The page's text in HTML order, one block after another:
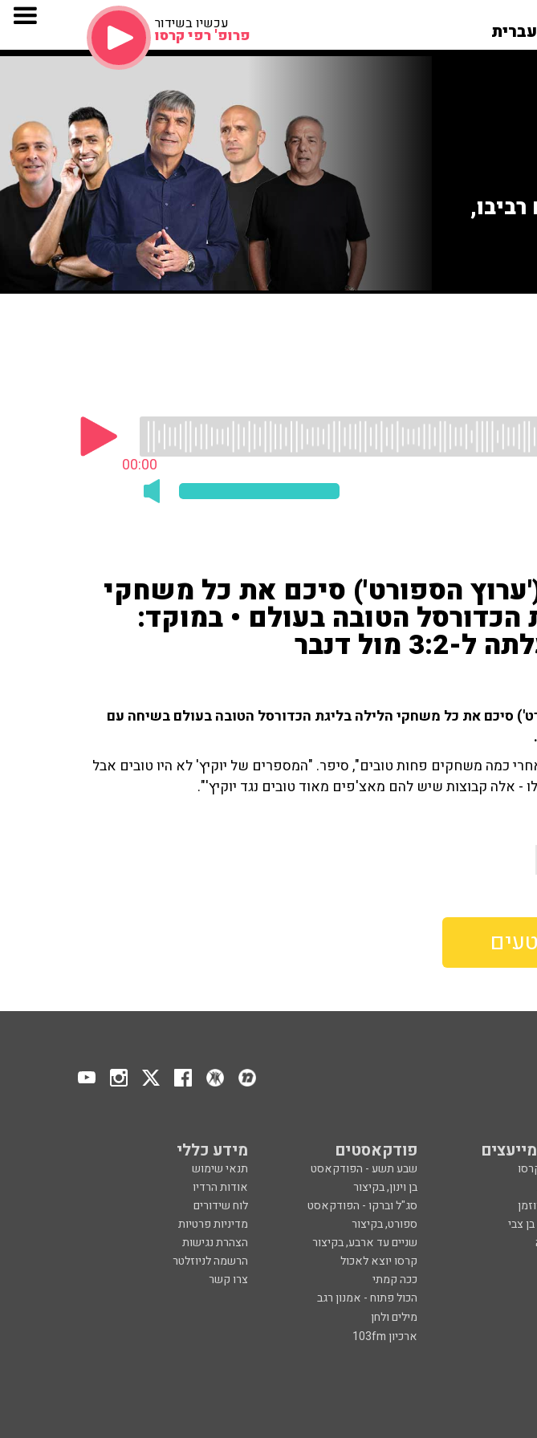
עכשיו בשידור
פרופ' רפי קרסו
00:00
הספורט') סיכם את כל משחקי
הכדורסל הטובה בעולם • במוקד:
מול דנבר
סיכם את כל משחקי הלילה בליגת הכדורסל הטובה בעולם בשיחה עם
כמה משחקים פחות טובים", סיפר. "המספרים של יוקיץ' לא היו טובים אבל
- אלה קבוצות שיש להם מאצ'פים מאוד טובים נגד יוקיץ'".
פודקאסטים מידע כללי
שבע תשע - הפודקאסט
תנאי שימוש
בן וינון, בקיצור
אודות הרדיו
סג"ל וברקו - הפודקאסט
לוח שידורים
צבי ספורט, בקיצור
מדיניות פרטיות
שניים עד ארבע, בקיצור
הצהרת נגישות
קרסו יוצא לאכול
הרשמה לניוזלטר
ככה קמתי
צרו קשר
הכול פתוח - אמנון רגב
מילים ולחן
ארכיון 103fm